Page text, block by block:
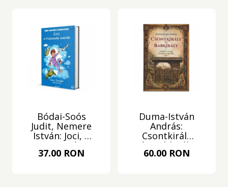
Bódai-Soós
Judit, Nemere
István: Joci, a
pizsamás
madár
37.00 RON
Duma-István
András:
Csontkirály
és Babkirály
60.00 RON